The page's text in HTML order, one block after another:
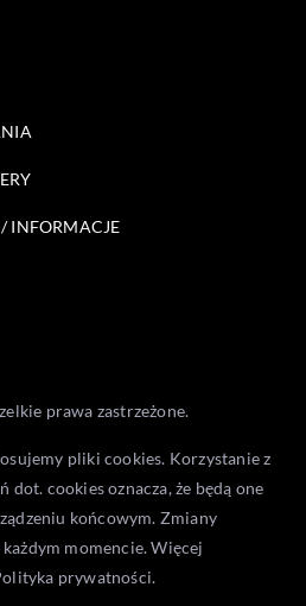
INFORMACJE
prawa zastrzeżone.
pliki cookies. Korzystanie z
cookies oznacza, że będą one
końcowym. Zmiany
momencie. Więcej
prywatności.